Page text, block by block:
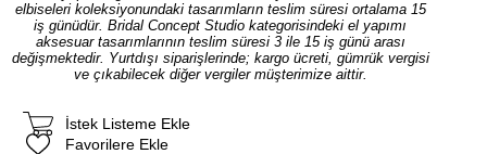
elbiseleri koleksiyonundaki tasarımların teslim süresi ortalama 15
iş günüdür. Bridal Concept Studio kategorisindeki el yapımı
aksesuar tasarımlarının teslim süresi 3 ile 15 iş günü arası
değişmektedir. Yurtdışı siparişlerinde; kargo ücreti, gümrük vergisi
ve çıkabilecek diğer vergiler müşterimize aittir.
Favorilere Ekle
İstek Listeme Ekle